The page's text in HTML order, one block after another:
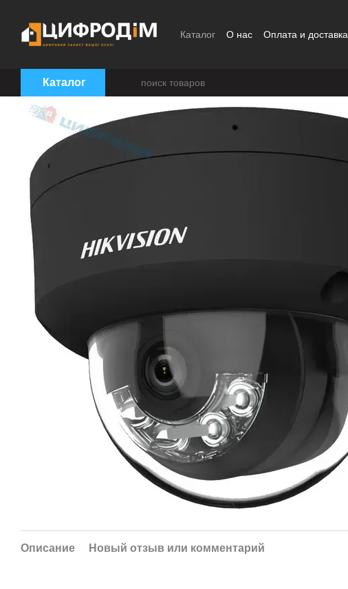
Каталог О нас Оплата и доставка
Каталог
Описание Новый отзыв или комментарий